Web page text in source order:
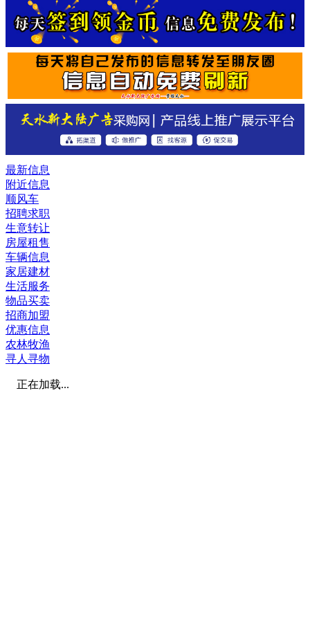
最新信息
附近信息
顺风车
招聘求职
生意转让
房屋租售
车辆信息
家居建材
生活服务
物品买卖
招商加盟
优惠信息
农林牧渔
寻人寻物
正在加载...